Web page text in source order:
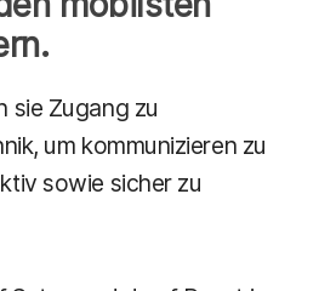
sie Zugang zu
um kommunizieren zu
sowie sicher zu